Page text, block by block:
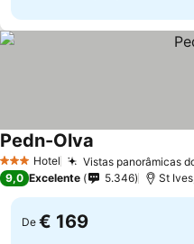
3 EstrelasHotel Vistas panorâmicas
Pedn-Olva
9,0 Excelente 5.346 St
De € 169